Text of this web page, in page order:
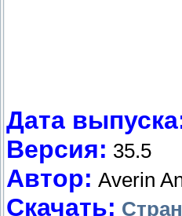
Дата
Версия: 35.5
Автор: Averin
Скачать: